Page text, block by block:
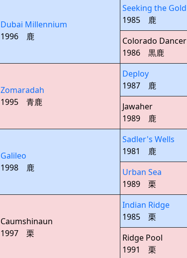
Dubai Millennium
1996 鹿
Seeking the Gold
1985 鹿
Colorado Dancer
1986 黒鹿
Zomaradah
1995 青鹿
Deploy
1987 鹿
Jawaher
1989 鹿
Galileo
1998 鹿
Sadler's Wells
1981 鹿
Urban Sea
1989 栗
Caumshinaun
1997 栗
Indian Ridge
1985 栗
Ridge Pool
1991 栗